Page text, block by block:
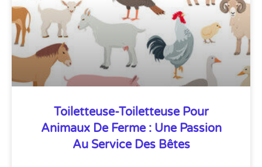
Toiletteuse-Toiletteuse Pour
Animaux De Ferme : Une Passion
Au Service Des Bêtes